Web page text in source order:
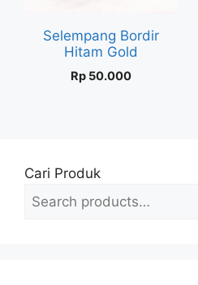
Selempang Bordir
Hitam Gold
Rp 50.000
Cari Produk